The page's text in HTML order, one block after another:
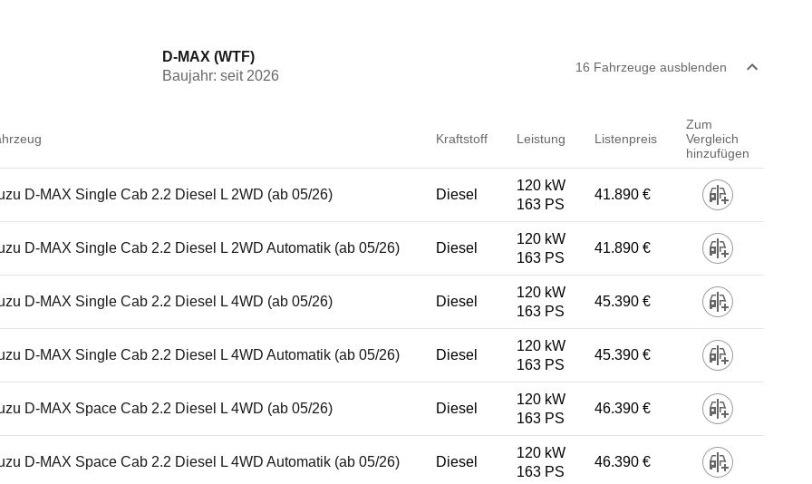
D-MAX (WTF)
Baujahr: seit 2026
16 Fahrzeuge ausblenden
Kraftstoff Leistung Listenpreis
Zum
Vergleich
hinzufügen
D-MAX Single Cab 2.2 Diesel L 2WD (ab 05/26) Diesel
120 kW
163 PS
41.890 €
D-MAX Single Cab 2.2 Diesel L 2WD Automatik (ab 05/26) Diesel
120 kW
163 PS
41.890 €
D-MAX Single Cab 2.2 Diesel L 4WD (ab 05/26) Diesel
120 kW
163 PS
45.390 €
D-MAX Single Cab 2.2 Diesel L 4WD Automatik (ab 05/26) Diesel
120 kW
163 PS
45.390 €
D-MAX Space Cab 2.2 Diesel L 4WD (ab 05/26) Diesel
120 kW
163 PS
46.390 €
D-MAX Space Cab 2.2 Diesel L 4WD Automatik (ab 05/26) Diesel
120 kW
163 PS
46.390 €